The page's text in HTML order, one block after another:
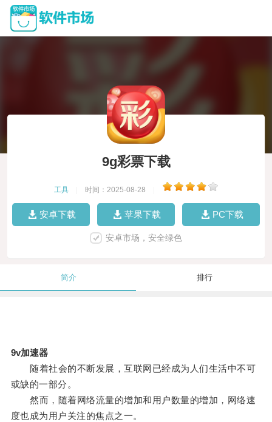
9g彩票下载
工具 时间：2025-08-28
安卓下载 苹果下载 PC下载
安卓市场，安全绿色
简介 排行
9v加速器
随着社会的不断发展，互联网已经成为人们生活中不可
或缺的一部分。
然而，随着网络流量的增加和用户数量的增加，网络速
度也成为用户关注的焦点之一。